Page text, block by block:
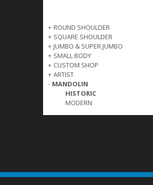
+ ROUND SHOULDER
+ SQUARE SHOULDER
+ JUMBO & SUPER JUMBO
+ SMALL BODY
+ CUSTOM SHOP
+ ARTIST
- MANDOLIN
HISTORIC
MODERN